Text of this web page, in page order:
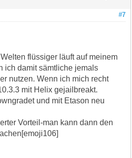
#7
flüssiger läuft auf meinem
ich damit sämtliche jemals
nutzen. Wenn ich mich recht
mit Helix gejailbreakt.
und mit Etason neu
Vorteil-man kann dann den